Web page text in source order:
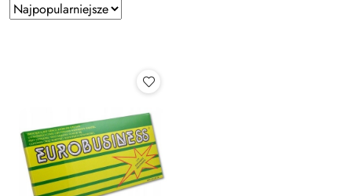
Zastosowano
sortowanie:
Sortuj
według